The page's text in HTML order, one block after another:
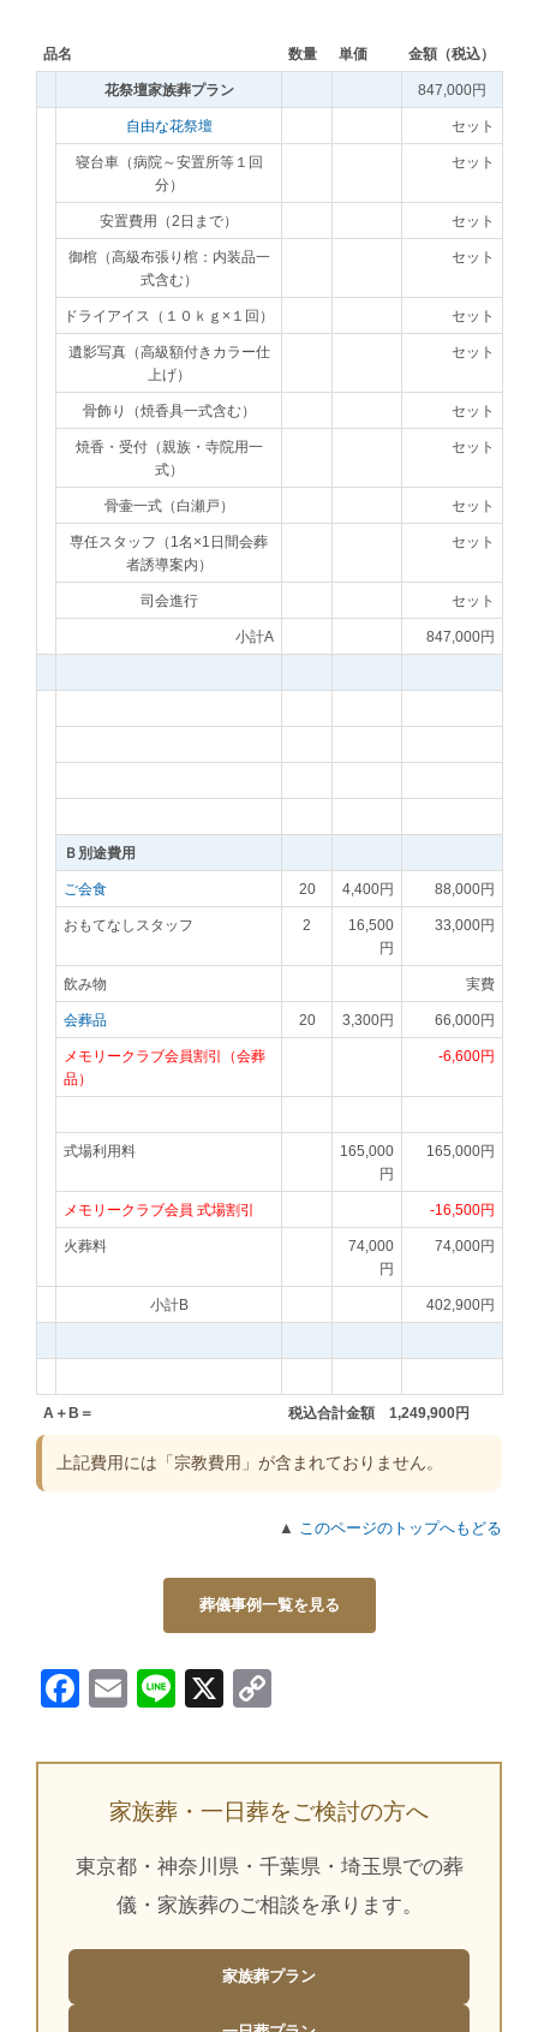
品名 数量 単価 金額（税込）
花祭壇家族葬プラン 847,000円
自由な花祭壇 セット
寝台車（病院～安置所等１回
分）
セット
安置費用（2日まで） セット
御棺（高級布張り棺：内装品一
式含む）
セット
ドライアイス（１０ｋｇ×１回） セット
遺影写真（高級額付きカラー仕
上げ）
セット
骨飾り（焼香具一式含む） セット
焼香・受付（親族・寺院用一
式）
セット
骨壷一式（白瀬戸） セット
専任スタッフ（1名×1日間会葬
者誘導案内）
セット
司会進行 セット
小計A 847,000円
Ｂ別途費用
ご会食 20 4,400円 88,000円
おもてなしスタッフ 2
16,500
円
33,000円
飲み物 実費
会葬品 20 3,300円 66,000円
メモリークラブ会員割引（会葬
品）
-6,600円
式場利用料
165,000
円
165,000円
メモリークラブ会員 式場割引 -16,500円
火葬料
74,000
円
74,000円
小計B 402,900円
A＋B＝ 税込合計金額 1,249,900円
上記費用には「宗教費用」が含まれておりません。
▲ このページのトップへもどる
葬儀事例一覧を見る
Facebook
EmailLine
X
家族葬・一日葬をご検討の方へ
東京都・神奈川県・千葉県・埼玉県での葬
儀・家族葬のご相談を承ります。
家族葬プラン